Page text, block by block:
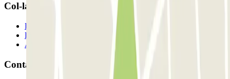
Col-laborem?
Professionals
Proveïdor de pàrquing
Afiliat
Contacte